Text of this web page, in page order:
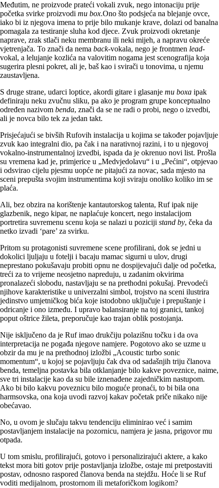
Međutim, ne proizvode prateći vokali zvuk, nego intonaciju prije
početka svirke proizvodi mu box.Ono što podsjeća na blejanje ovce,
iako bi iz njegova imena to prije bilo mukanje krave, dolazi od banalna
pomagala za testiranje sluha kod djece. Zvuk proizvodi okretanje
naprave, zrak stlači neku membranu ili neki mijeh, a napravu okreće
vjetrenjača. To znači da nema back-vokala, nego je frontmen lead-
vokal, a lelujanje kozlića na valovitim nogama jest scenografija koja
sugerira plesni pokret, ali je, baš kao i svirači u tonovima, u njemu
zaustavljena.
S druge strane, udarci loptice, akordi gitare i glasanje mu boxa ipak
definiraju neku zvučnu sliku, pa ako je program grupe konceptualno
određen nazivom benda, znači da se ne radi o probi, nego o izvedbi,
ali je novca bilo tek za jedan takt.
Prisjećajući se bivših Rufovih instalacija u kojima se također pojavljuje
zvuk kao integralni dio, pa čak i na narativnoj razini, i to u njegovoj
vokalno-instrumentalnoj izvedbi, ispada da je okrenuo novi list. Prošla
su vremena kad je, primjerice u „Medvjedolavu“ i u „Pećini“, otpjevao
i odsvirao cijelu pjesmu uopće ne pitajući za novac, sada mjesto na
sceni prepušta svojim instrumentima koji sviraju onoliko koliko im se
plaća.
Ali, bez obzira na korištenje kantautorskog talenta, Ruf ipak nije
glazbenik, nego kipar, ne naplaćuje koncert, nego instalacijom
portretira suvremenu scenu koja se nalazi u poziciji stand by, čeka da
netko izvadi ‘pare’ za svirku.
Pritom su protagonisti suvremene scene profilirani, dok se jedni u
dokolici ljuljaju u fotelji i bacaju mamac sigurni u ulov, drugi
neprestano pokušavaju probiti opnu ne dospijevajući dalje od početka,
treći za to vrijeme neosjetno napreduju, u zadanim okvirima
pronalazeći slobodu, nastavljaju se na prethodni pokušaj. Prevodeći
njihove karakteristike u univerzalni simbol, trojstvo na sceni ilustrira
jedinstvo umjetničkog bića koje istodobno uključuje i prepuštanje i
odricanje i ono između. I upravo balansiranje na toj granici, tankoj
poput oštrice žileta, preporučuje kao trajan oblik postojanja.
Nije isključeno da je Ruf imao drukčiju polazišnu točku i da ova
interpretacija ne pogađa njegove namjere. Pogotovo ako se uzme u
obzir da mu je na prethodnoj izložbi „Acoustic turbo sonic
momentum“, u kojoj se pojavljuju čak dva od sadašnjih triju članova
benda, temeljna postavka bila otklanjanje bilo kakve poveznice, naime,
sve tri instalacije kao da su bile iznenađene zajedničkim nastupom.
Ako bi bilo kakvu poveznicu bilo moguće pronaći, to bi bila ona
harmsovska, ona koja uvodi razvoj kakav početak priče nikako nije
obećavao.
No, u ovom je slučaju takvu tendenciju eliminirao već i samim
postavljanjem instalacije na pozornicu, namjera je jasna, prigovor mu
otpada.
U tom smislu, profilirajući, gotovo i personalizirajući aktere, a kako
tekst mora biti gotov prije postavljanja izložbe, ostaje mi pretpostaviti
postav, odnosno raspored članova benda na stejdžu. Hoće li se Ruf
voditi medijalnom, prostornom ili metaforičkom logikom?